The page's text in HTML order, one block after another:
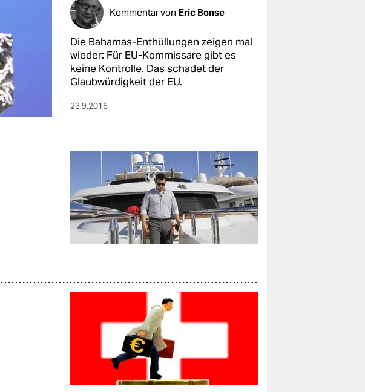
Kommentar von Eric Bonse
Die Bahamas-Enthüllungen zeigen mal
wieder: Für EU-Kommissare gibt es
keine Kontrolle. Das schadet der
Glaubwürdigkeit der EU.
23.9.2016